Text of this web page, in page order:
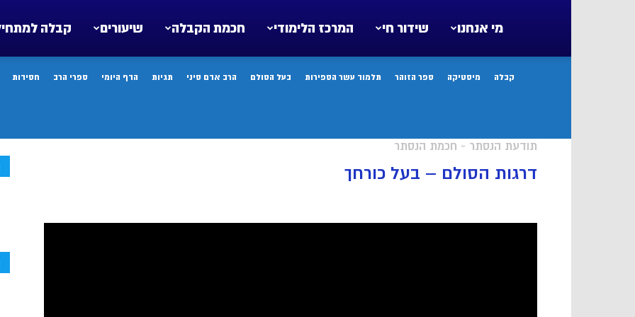
קבלה שיעורים חכמת הקבלה המרכז הלימודי שידור חי מי אנחנו
קבלה מיסטיקה ספר הזוהר תלמוד עשר הספירות בעל הסולם הרב אדם סיני תגיות הדף היומי ספרי הרב חסידות
תודעת הנסתר - חכמת הנסתר
דרגות הסולם – בעל כורחך